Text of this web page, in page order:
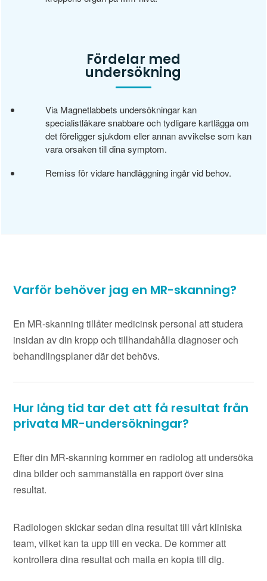
Fördelar med
undersökning
Via Magnetlabbets undersökningar kan
specialistläkare snabbare och tydligare kartlägga om
det föreligger sjukdom eller annan avvikelse som kan
vara orsaken till dina symptom.
Remiss för vidare handläggning ingår vid behov.
Varför behöver jag en MR-skanning?
En MR-skanning tillåter medicinsk personal att studera
insidan av din kropp och tillhandahålla diagnoser och
behandlingsplaner där det behövs.
Hur lång tid tar det att få resultat från
privata MR-undersökningar?
Efter din MR-skanning kommer en radiolog att undersöka
dina bilder och sammanställa en rapport över sina
resultat.
Radiologen skickar sedan dina resultat till vårt kliniska
team, vilket kan ta upp till en vecka. De kommer att
kontrollera dina resultat och maila en kopia till dig.